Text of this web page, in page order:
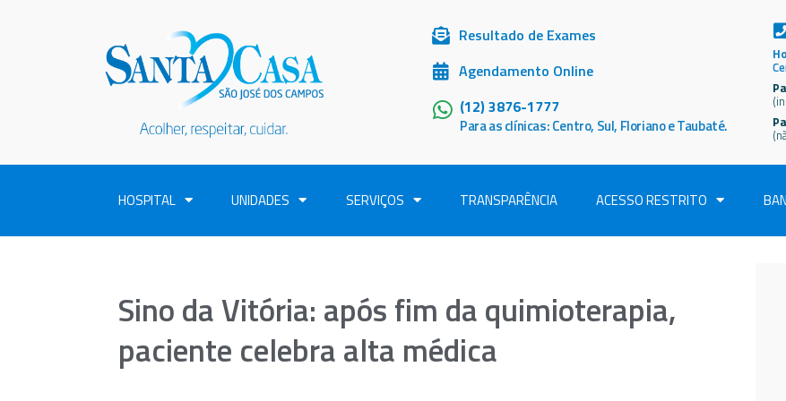
Resultado de Exames
Agendamento Online
(12) 3876-1777
Para as clínicas: Centro, Sul, Floriano e Taubaté.
HOSPITAL UNIDADES SERVIÇOS TRANSPARÊNCIA ACESSO RESTRITO
Sino da Vitória: após fim da quimioterapia,
paciente celebra alta médica